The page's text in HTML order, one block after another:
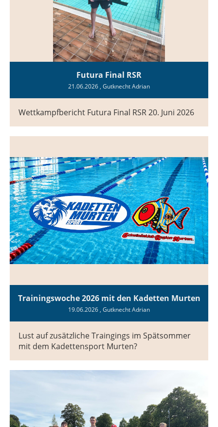
Futura Final RSR
21.06.2026 , Gutknecht Adrian
Wettkampfbericht Futura Final RSR 20. Juni 2026
Trainingswoche 2026 mit den Kadetten Murten
19.06.2026 , Gutknecht Adrian
Lust auf zusätzliche Traingings im Spätsommer
mit dem Kadettensport Murten?